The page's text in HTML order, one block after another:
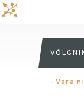
Vara